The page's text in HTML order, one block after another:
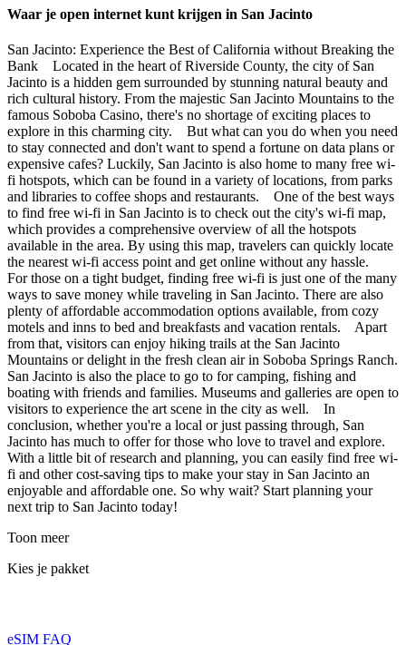
Waar je open internet kunt krijgen in San Jacinto
San Jacinto: Experience the Best of California without Breaking the
Bank Located in the heart of Riverside County, the city of San
Jacinto is a hidden gem surrounded by stunning natural beauty and
rich cultural history. From the majestic San Jacinto Mountains to the
famous Soboba Casino, there's no shortage of exciting places to
explore in this charming city. But what can you do when you need
to stay connected and don't want to spend a fortune on data plans or
expensive cafes? Luckily, San Jacinto is also home to many free wi-
fi hotspots, which can be found in a variety of locations, from parks
and libraries to coffee shops and restaurants. One of the best ways
to find free wi-fi in San Jacinto is to check out the city's wi-fi map,
which provides a comprehensive overview of all the hotspots
available in the area. By using this map, travelers can quickly locate
the nearest wi-fi access point and get online without any hassle.
For those on a tight budget, finding free wi-fi is just one of the many
ways to save money while traveling in San Jacinto. There are also
plenty of affordable accommodation options available, from cozy
motels and inns to bed and breakfasts and vacation rentals. Apart
from that, visitors can enjoy hiking trails at the San Jacinto
Mountains or delight in the fresh clean air in Soboba Springs Ranch.
San Jacinto is also the place to go to for camping, fishing and
boating with friends and families. Museums and galleries are open to
visitors to experience the art scene in the city as well. In
conclusion, whether you're a local or just passing through, San
Jacinto has much to offer for those who love to travel and explore.
With a little bit of research and planning, you can easily find free wi-
fi and other cost-saving tips to make your stay in San Jacinto an
enjoyable and affordable one. So why wait? Start planning your
next trip to San Jacinto today!
Toon meer
Kies je pakket
eSIM FAQ